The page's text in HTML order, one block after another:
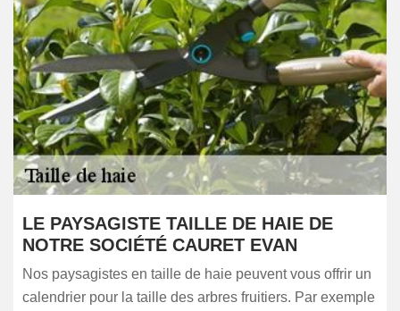
LE PAYSAGISTE TAILLE DE HAIE DE
NOTRE SOCIÉTÉ CAURET EVAN
Nos paysagistes en taille de haie peuvent vous offrir un
calendrier pour la taille des arbres fruitiers. Par exemple